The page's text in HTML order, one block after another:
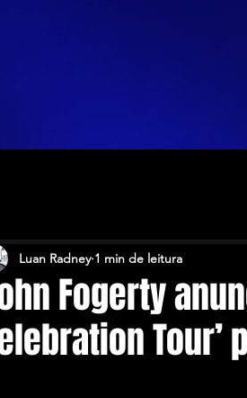
Fogerty
Tour’
Luan Radney 1 min de leitura